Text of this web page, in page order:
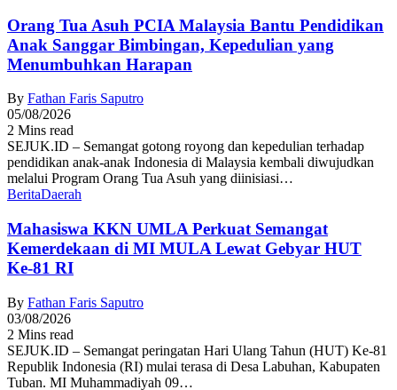
Orang Tua Asuh PCIA Malaysia Bantu Pendidikan
Anak Sanggar Bimbingan, Kepedulian yang
Menumbuhkan Harapan
By Fathan Faris Saputro
05/08/2026
2 Mins read
SEJUK.ID – Semangat gotong royong dan kepedulian terhadap
pendidikan anak-anak Indonesia di Malaysia kembali diwujudkan
melalui Program Orang Tua Asuh yang diinisiasi…
BeritaDaerah
Mahasiswa KKN UMLA Perkuat Semangat
Kemerdekaan di MI MULA Lewat Gebyar HUT
Ke-81 RI
By Fathan Faris Saputro
03/08/2026
2 Mins read
SEJUK.ID – Semangat peringatan Hari Ulang Tahun (HUT) Ke-81
Republik Indonesia (RI) mulai terasa di Desa Labuhan, Kabupaten
Tuban. MI Muhammadiyah 09…